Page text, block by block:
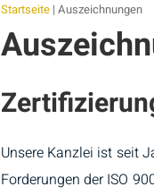
Startseite|Auszeichnungen
Unsere Kanzlei ist seit
Forderungen der ISO